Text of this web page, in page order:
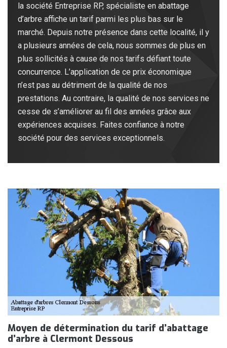
la société Entreprise RP, spécialiste en abattage
d’arbre affiche un tarif parmi les plus bas sur le
marché. Depuis notre présence dans cette localité, il y
a plusieurs années de cela, nous sommes de plus en
plus sollicités à cause de nos tarifs défiant toute
concurrence. L’application de ce prix économique
n’est pas au détriment de la qualité de nos
prestations. Au contraire, la qualité de nos services ne
cesse de s’améliorer au fil des années grâce aux
expériences acquises. Faites confiance à notre
société pour des services exceptionnels.
Moyen de détermination du tarif d’abattage
d’arbre à Clermont Dessous